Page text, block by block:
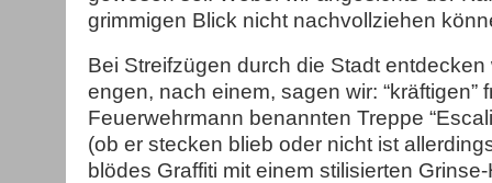
grimmigen Blick nicht nachvollziehen
Bei Streifzügen durch die Stadt
engen, nach einem, sagen wir: “kräftigen”
Feuerwehrmann benannten Treppe
(ob er stecken blieb oder nicht ist
blödes Graffiti mit einem stilisierten